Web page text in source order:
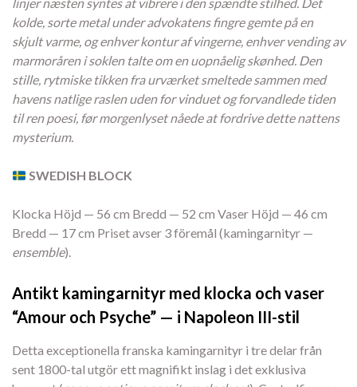
linjer næsten syntes at vibrere i den spændte stilhed. Det
kolde, sorte metal under advokatens fingre gemte på en
skjult varme, og enhver kontur af vingerne, enhver vending av
marmoråren i soklen talte om en uopnåelig skønhed. Den
stille, rytmiske tikken fra urværket smeltede sammen med
havens natlige raslen uden for vinduet og forvandlede tiden
til ren poesi, før morgenlyset nåede at fordrive dette nattens
mysterium.
SWEDISH BLOCK
Klocka Höjd — 56 cm Bredd — 52 cm Vaser Höjd — 46 cm
Bredd — 17 cm Priset avser 3 föremål (kamingarnityr —
ensemble).
Antikt kamingarnityr med klocka och vaser
“Amour och Psyche” — i Napoleon III-stil
Detta exceptionella franska kamingarnityr i tre delar från
sent 1800-tal utgör ett magnifikt inslag i det exklusiva